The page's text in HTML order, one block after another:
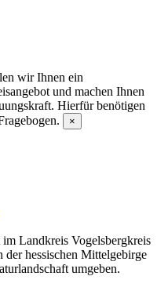
wir Ihnen ein
und machen Ihnen
Hierfür benötigen
×
Landkreis Vogelsbergkreis
hessischen Mittelgebirge
umgeben.